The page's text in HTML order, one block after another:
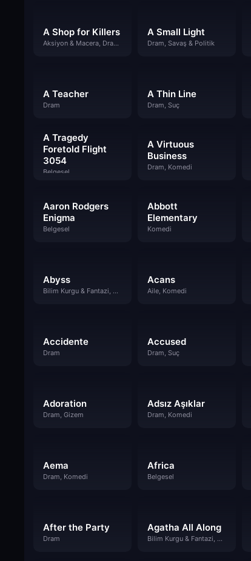
A Shop for Killers
Aksiyon & Macera, Dram, Gizem, Suç
A Small Light
Dram, Savaş & Politik
A Teacher
Dram
A Thin Line
Dram, Suç
A Tragedy
Foretold Flight
3054
Belgesel
A Virtuous
Business
Dram, Komedi
Aaron Rodgers
Enigma
Belgesel
Abbott
Elementary
Komedi
Abyss
Bilim Kurgu & Fantazi, Dram, Gizem, Komedi
Acans
Aile, Komedi
Accidente
Dram
Accused
Dram, Suç
Adoration
Dram, Gizem
Adsız Aşıklar
Dram, Komedi
Aema
Dram, Komedi
Africa
Belgesel
After the Party
Dram
Agatha All Along
Bilim Kurgu & Fantazi, Gizem